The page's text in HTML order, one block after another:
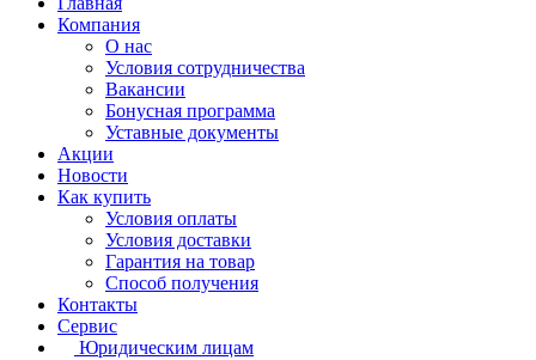
Компания
О нас
Условия сотрудничества
Вакансии
Бонусная программа
Уставные документы
Акции
Новости
Как купить
Условия оплаты
Условия доставки
Гарантия на товар
Способ получения
Контакты
Сервис
Юридическим лицам